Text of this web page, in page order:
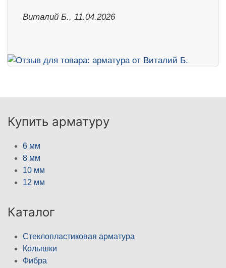
Виталий Б., 11.04.2026
Купить арматуру
6 мм
8 мм
10 мм
12 мм
Каталог
Стеклопластиковая арматура
Колышки
Фибра